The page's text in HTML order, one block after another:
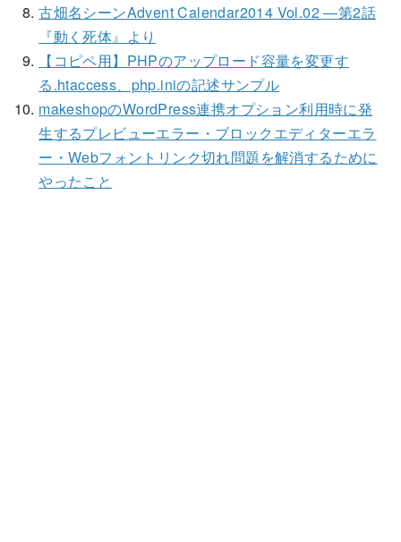
古畑名シーンAdvent Calendar2014 Vol.02 ―第2話
『動く死体』より
【コピペ用】PHPのアップロード容量を変更す
る.htaccess、php.iniの記述サンプル
makeshopのWordPress連携オプション利用時に発
生するプレビューエラー・ブロックエディターエラ
ー・Webフォントリンク切れ問題を解消するために
やったこと